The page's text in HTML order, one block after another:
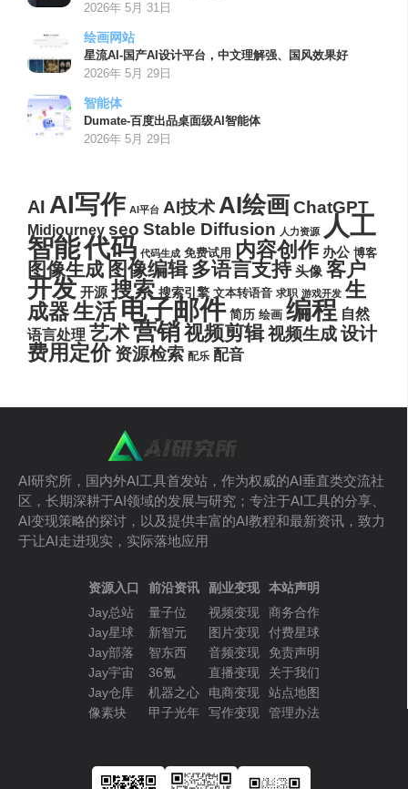
2026年 5月 31日
绘画网站
星流AI-国产AI设计平台，中文理解强、国风效果好
2026年 5月 29日
智能体
Dumate-百度出品桌面级AI智能体
2026年 5月 29日
AI AI写作 AI平台 AI技术AI绘画ChatGPT
Midjourney seo Stable Diffusion 人力资源 人工
智能代码 代码生成 免费试用 内容创作 办公 博客
图像生成 图像编辑 多语言支持 头像 客户
开发 开源 搜索 搜索引擎 文本转语音 求职 游戏开发 生
成器生活电子邮件 简历 绘画 编程 自然
语言处理 艺术营销视频剪辑视频生成设计
费用定价 资源检索 配乐 配音
AI研究所，国内外AI工具首发站，作为权威的AI垂直类交流社
区，长期深耕于AI领域的发展与研究；专注于AI工具的分享、
AI变现策略的探讨，以及提供丰富的AI教程和最新资讯，致力
于让AI走进现实，实际落地应用
资源入口
Jay总站
Jay星球
Jay部落
Jay宇宙
Jay仓库
像素块
前沿资讯
量子位
新智元
智东西
36氪
机器之心
甲子光年
副业变现
视频变现
图片变现
音频变现
直播变现
电商变现
写作变现
本站声明
商务合作
付费星球
免责声明
关于我们
站点地图
管理办法